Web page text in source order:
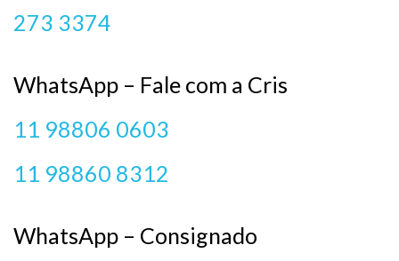
273 3374
WhatsApp – Fale com a Cris
11 98806 0603
11 98860 8312
WhatsApp – Consignado